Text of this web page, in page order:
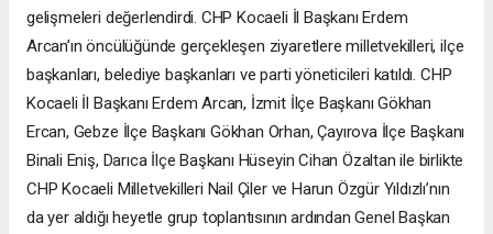
gelişmeleri değerlendirdi. CHP Kocaeli İl Başkanı Erdem
Arcan’ın öncülüğünde gerçekleşen ziyaretlere milletvekilleri, ilçe
başkanları, belediye başkanları ve parti yöneticileri katıldı. CHP
Kocaeli İl Başkanı Erdem Arcan, İzmit İlçe Başkanı Gökhan
Ercan, Gebze İlçe Başkanı Gökhan Orhan, Çayırova İlçe Başkanı
Binali Eniş, Darıca İlçe Başkanı Hüseyin Cihan Özaltan ile birlikte
CHP Kocaeli Milletvekilleri Nail Çiler ve Harun Özgür Yıldızlı’nın
da yer aldığı heyetle grup toplantısının ardından Genel Başkan